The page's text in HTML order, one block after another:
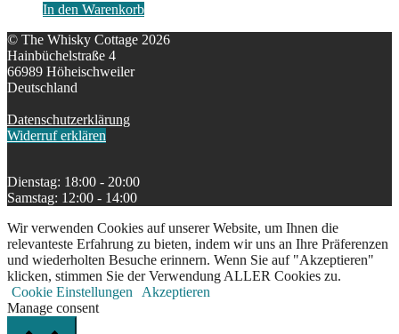
In den Warenkorb
© The Whisky Cottage 2026
Hainbüchelstraße 4
66989 Höheischweiler
Deutschland
Datenschutzerklärung
Widerruf erklären
Dienstag: 18:00 - 20:00
Samstag: 12:00 - 14:00
Wir verwenden Cookies auf unserer Website, um Ihnen die
relevanteste Erfahrung zu bieten, indem wir uns an Ihre Präferenzen
und wiederholten Besuche erinnern. Wenn Sie auf "Akzeptieren"
klicken, stimmen Sie der Verwendung ALLER Cookies zu.
Cookie Einstellungen
Akzeptieren
Manage consent